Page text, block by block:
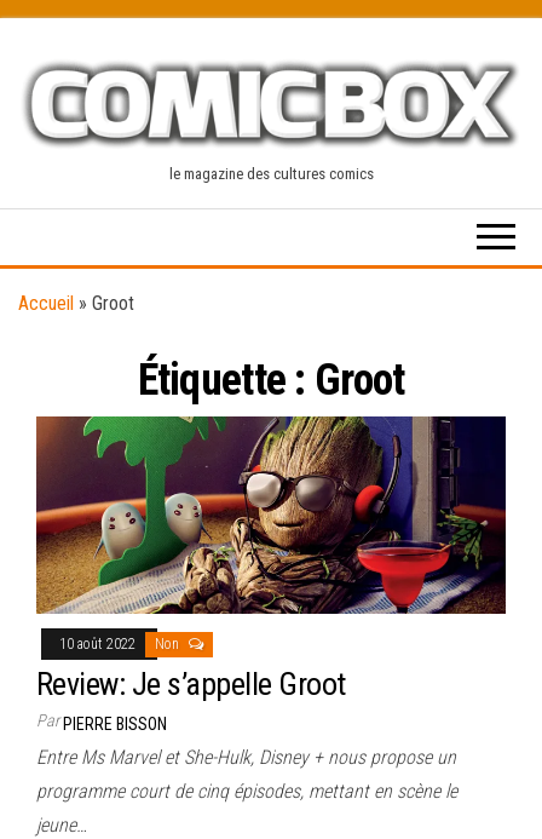
content
le magazine des cultures comics
Accueil » Groot
Étiquette : Groot
10 août 2022 Non
Review: Je s’appelle Groot
ParPIERRE BISSON
Entre Ms Marvel et She-Hulk, Disney + nous propose un
programme court de cinq épisodes, mettant en scène le
jeune…